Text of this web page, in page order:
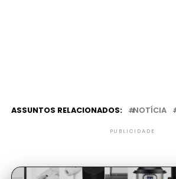
ASSUNTOS RELACIONADOS: NOTÍCIA
PUBLICIDADE